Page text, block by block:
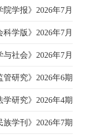
院学报》2026年7月
学版》2026年7月
与社会》2026年7月
管研究》2026年6期
学研究》2026年4期
族学刊》2026年7期